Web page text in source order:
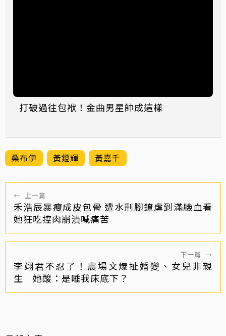
打破過往包袱！金曲男星帥成這樣
桑布伊 黃鐙輝 黃嘉千
← 上一篇
禾浩辰暴瘦成皮包骨 遭水刑腳鐐虐到滿臉血看
她狂吃控肉崩潰喊痛苦
下一篇 →
李翊君不忍了！農場文爆扯婚變、女兒非親
生 她酸：是睡我床底下？